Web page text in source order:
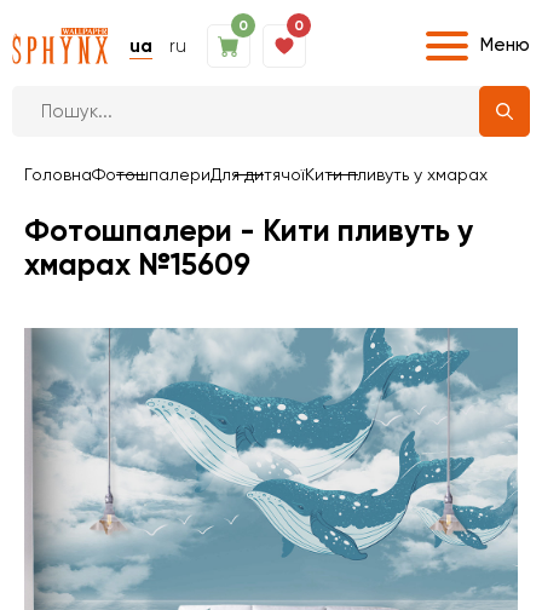
ua ru
0 0
Меню
ГоловнаФотошпалериДля дитячоїКити пливуть у хмарах
Фотошпалери - Кити пливуть у
хмарах №15609